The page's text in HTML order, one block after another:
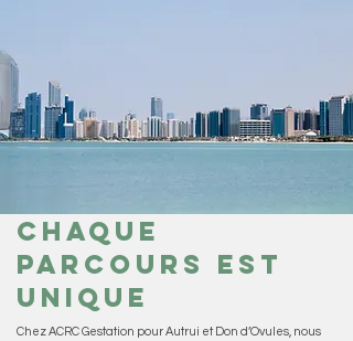
Chaque
parcours est
unique
Chez ACRC Gestation pour Autrui et Don d’Ovules, nous